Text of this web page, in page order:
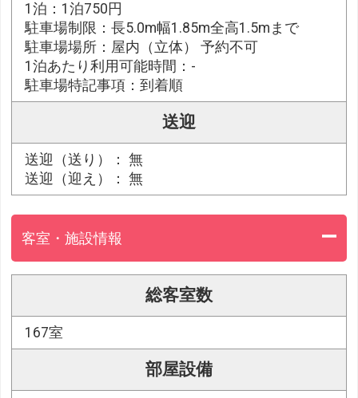
1泊：1泊750円
駐車場制限：長5.0m幅1.85m全高1.5mまで
駐車場場所：屋内（立体） 予約不可
1泊あたり利用可能時間：-
駐車場特記事項：到着順
送迎
送迎（送り）： 無
送迎（迎え）： 無
客室・施設情報
総客室数
167室
部屋設備